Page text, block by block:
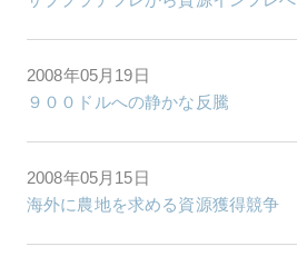
2008年05月19日
９００ドルへの静かな反騰
2008年05月15日
海外に農地を求める資源獲得競争